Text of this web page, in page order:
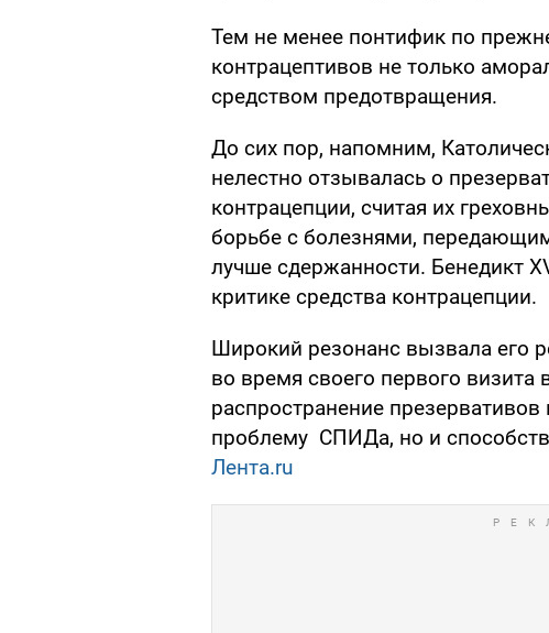
Тем не менее понтифик по
контрацептивов не только
средством предотвращения.
До сих пор, напомним,
нелестно отзывалась о
контрацепции, считая их
борьбе с болезнями,
лучше сдержанности. Бенедикт
критике средства контрацепции.
Широкий резонанс вызвала его
во время своего первого визита
распространение
проблему СПИДа, но и
Лента.ru